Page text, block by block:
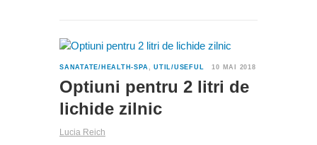
SANATATE/HEALTH-SPA ,UTIL/USEFUL 10 MAI 2018
Optiuni pentru 2 litri de
lichide zilnic
Lucia Reich